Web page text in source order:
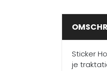
Sticker
je